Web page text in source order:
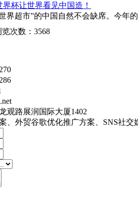
杯让世界看见中国造！
界超市”的中国自然不会缺席。今年
览次数：3568
观路展润国际大厦1402
、外贸谷歌优化推广方案、SNS社